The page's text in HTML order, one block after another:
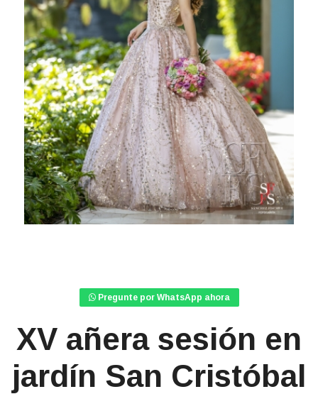
Pregunte por WhatsApp ahora
XV añera sesión en
jardín San Cristóbal